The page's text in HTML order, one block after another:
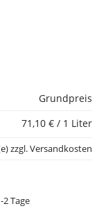
Grundpreis
71,10 € / 1 Liter
Tage
zzgl. Versandkosten